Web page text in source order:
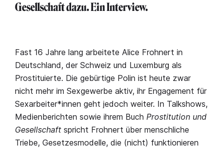
Gesellschaft dazu. Ein Interview.
Fast 16 Jahre lang arbeitete Alice Frohnert in
Deutschland, der Schweiz und Luxemburg als
Prostituierte. Die gebürtige Polin ist heute zwar
nicht mehr im Sexgewerbe aktiv, ihr Engagement für
Sexarbeiter*innen geht jedoch weiter. In Talkshows,
Medienberichten sowie ihrem Buch Prostitution und
Gesellschaft spricht Frohnert über menschliche
Triebe, Gesetzesmodelle, die (nicht) funktionieren